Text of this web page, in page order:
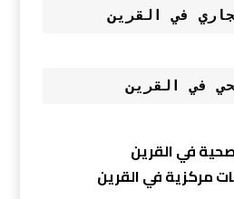
في القرين
في القرين
في القرين
مركزية في القرين